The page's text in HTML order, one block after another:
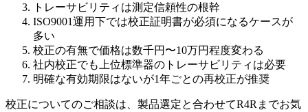
トレーサビリティは測定信頼性の根幹
ISO9001運用下では校正証明書が必須になるケースが
多い
校正の有無で価格は数千円〜10万円程度変わる
社内校正でも上位標準器のトレーサビリティは必要
明確な有効期限はないが1年ごとの再校正が推奨
校正についてのご相談は、製品選定と合わせてR4Rまでお気